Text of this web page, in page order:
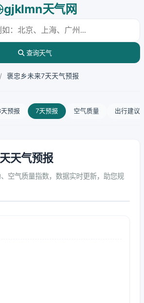
gjklmn天气网
查询天气
/ 褒忠乡未来7天天气预报
预报 7天预报 空气质量 出行建议
天气预报
空气质量指数，数据实时更新，助您规